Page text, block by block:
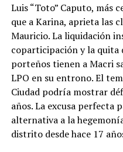
Luis “Toto” Caputo, más
que a Karina, aprieta las
Mauricio. La liquidación
coparticipación y la quita
porteños tienen a Macri
LPO en su entrono. El
Ciudad podría mostrar
años. La excusa perfecta
alternativa a la
distrito desde hace 17